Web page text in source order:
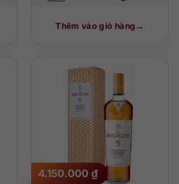
Thêm vào giỏ hàng
4.150.000 ₫